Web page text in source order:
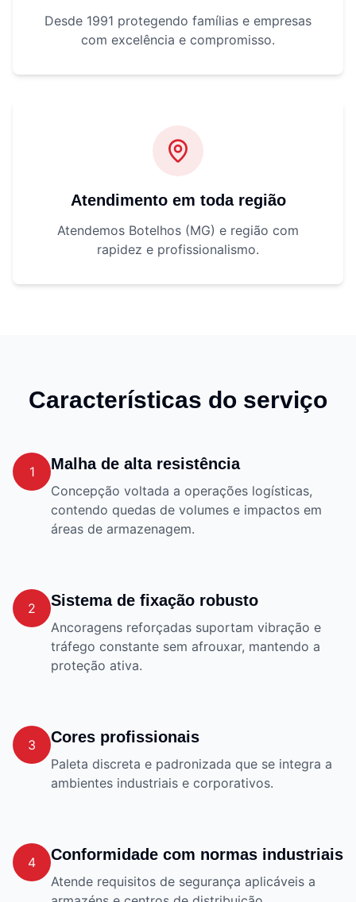
Desde 1991 protegendo famílias e empresas
com excelência e compromisso.
Atendimento em toda região
Atendemos Botelhos (MG) e região com
rapidez e profissionalismo.
Características do serviço
1 Malha de alta resistência
Concepção voltada a operações logísticas,
contendo quedas de volumes e impactos em
áreas de armazenagem.
2 Sistema de fixação robusto
Ancoragens reforçadas suportam vibração e
tráfego constante sem afrouxar, mantendo a
proteção ativa.
3 Cores profissionais
Paleta discreta e padronizada que se integra a
ambientes industriais e corporativos.
4 Conformidade com normas industriais
Atende requisitos de segurança aplicáveis a